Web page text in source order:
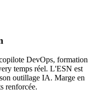
DevOps, formation
temps réel. L'ESN est
outillage IA. Marge en
renforcée.